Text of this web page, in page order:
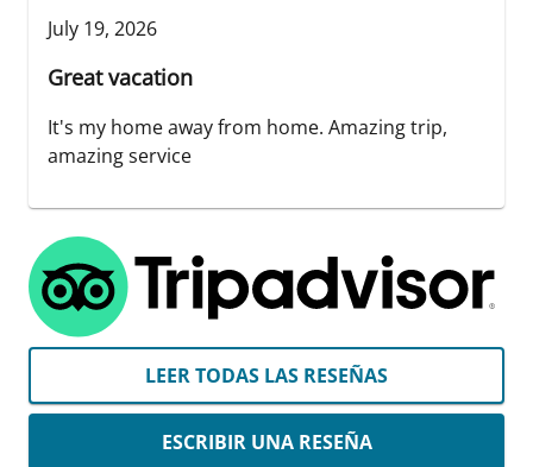
July 19, 2026
Great vacation
It's my home away from home. Amazing trip,
amazing service
LEER TODAS LAS RESEÑAS
ESCRIBIR UNA RESEÑA